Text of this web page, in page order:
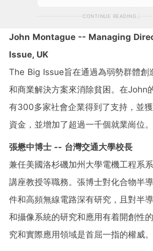
CONTINUE READING
John Montague -- Managing
Issue, UK
The Big Issue旨在通過為弱勢群體創
和商業解決方案來消除貧困。在John
有300多家社會企業得到了支持，並
資金，並增加了超過一千個就業崗位。
張懋中博士 -- 台灣交通大學校長
兼任美國洛杉磯加州大學電機工程系
講座教授等職務。張博士對化合物半
件和高頻無線電路深有研究，且對半
和攝像系統的研究和應用有着開創性
究和實際應用領域是首屈一指的權威。